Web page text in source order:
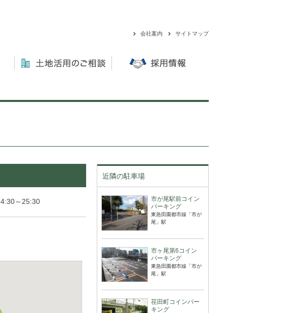
会社案内 サイトマップ
4:30～25:30
近隣の駐車場
市が尾駅前コイン
パーキング
東急田園都市線「市が
尾」駅
市ヶ尾第6コイン
パーキング
東急田園都市線「市が
尾」駅
荏田町コインパー
キング